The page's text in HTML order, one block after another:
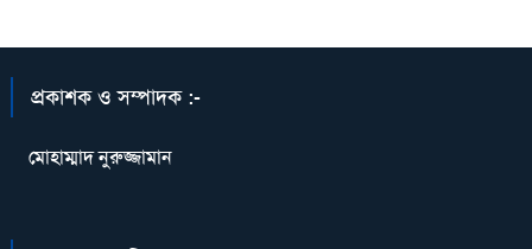
প্রকাশক ও সম্পাদক :-
মোহাম্মাদ নুরুজ্জামান